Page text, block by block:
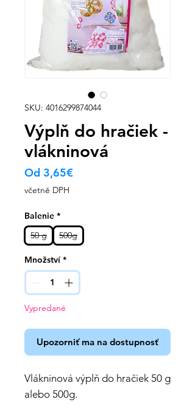
SKU: 4016299874044
Výplň do hračiek -
vlákninová
Od 3,65€Zvýhodněná
včetně DPH
Balenie *
50 g
500g
Množství *
Vypredané
Upozorniť ma na dostupnosť
Vlákninová výplň do hračiek 50 g
alebo 500g.